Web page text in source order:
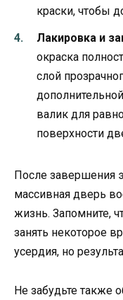
краски, чтобы
Лакировка и
окраска
слой
валик для
поверхности
После завершения
массивная дверь
жизнь. Запомните,
занять некоторое
усердия, но
Не забудьте также